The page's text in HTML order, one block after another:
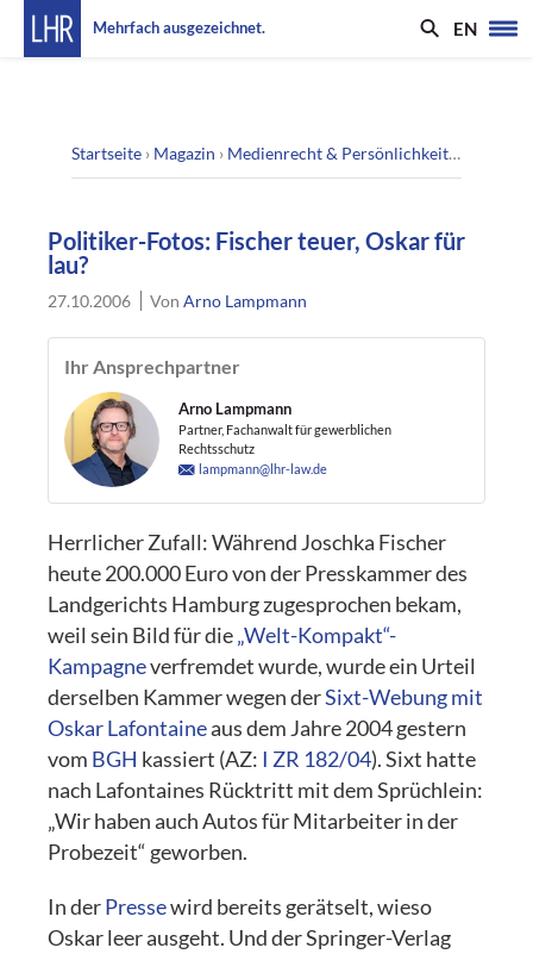
Mehrfach ausgezeichnet. EN
Startseite › Magazin › Medienrecht & Persönlichkeitsrecht
Politiker-Fotos: Fischer teuer, Oskar für
lau?
27.10.2006 VonArno Lampmann
Ihr Ansprechpartner
Arno Lampmann
Partner, Fachanwalt für gewerblichen
Rechtsschutz
lampmann@lhr-law.de
Herrlicher Zufall: Während Joschka Fischer
heute 200.000 Euro von der Presskammer des
Landgerichts Hamburg zugesprochen bekam,
weil sein Bild für die„Welt-Kompakt“-
Kampagneverfremdet wurde, wurde ein Urteil
derselben Kammer wegen derSixt-Webung mit
Oskar Lafontaineaus dem Jahre 2004 gestern
vom BGH kassiert (AZ: I ZR 182/04). Sixt hatte
nach Lafontaines Rücktritt mit dem Sprüchlein:
„Wir haben auch Autos für Mitarbeiter in der
Probezeit“ geworben.
In derPressewird bereits gerätselt, wieso
Oskar leer ausgeht. Und der Springer-Verlag